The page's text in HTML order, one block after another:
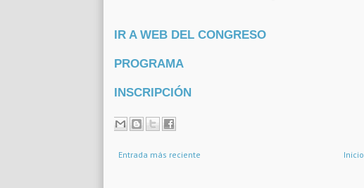
IR A WEB DEL CONGRESO
PROGRAMA
INSCRIPCIÓN
Entrada más reciente Inicio